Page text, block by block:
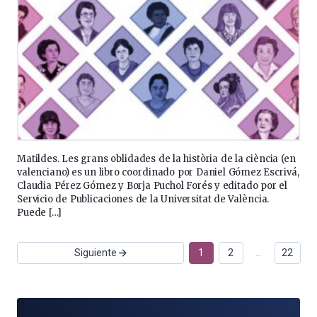
Matildes. Les grans oblidades de la història de la ciència (en
valenciano) es un libro coordinado por Daniel Gómez Escrivá,
Claudia Pérez Gómez y Borja Puchol Forés y editado por el
Servicio de Publicaciones de la Universitat de València.
Puede […]
Siguiente 1 2 22